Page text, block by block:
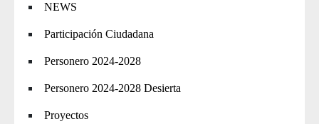
NEWS
Participación Ciudadana
Personero 2024-2028
Personero 2024-2028 Desierta
Proyectos